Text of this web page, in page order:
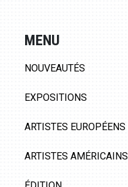
MENU
NOUVEAUTÉS
EXPOSITIONS
ARTISTES EUROPÉENS
ARTISTES AMÉRICAINS